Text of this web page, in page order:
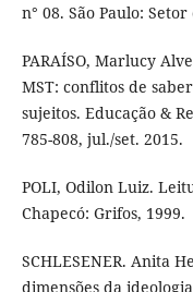
n° 08. São Paulo:
PARAÍSO, Marlucy
MST: conflitos de
sujeitos. Educação &
785-808, jul./set. 2015.
POLI, Odilon Luiz.
Chapecó: Grifos, 1999.
SCHLESENER. Anita
dimensões da